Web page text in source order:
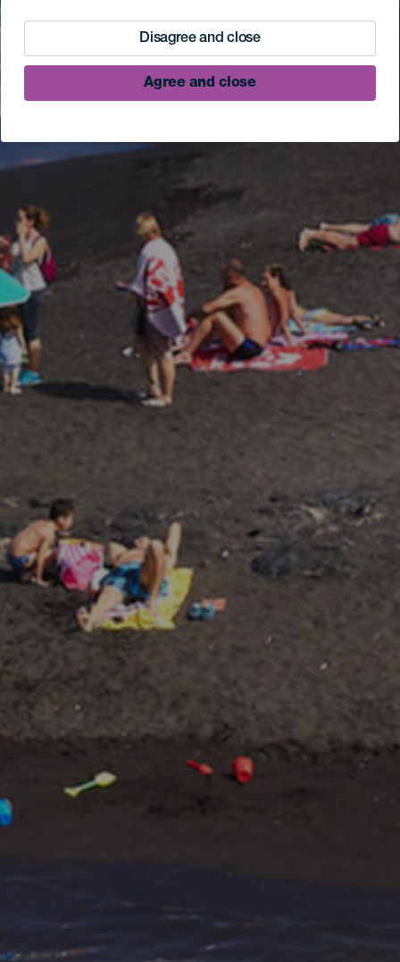
Disagree and close
Agree and close